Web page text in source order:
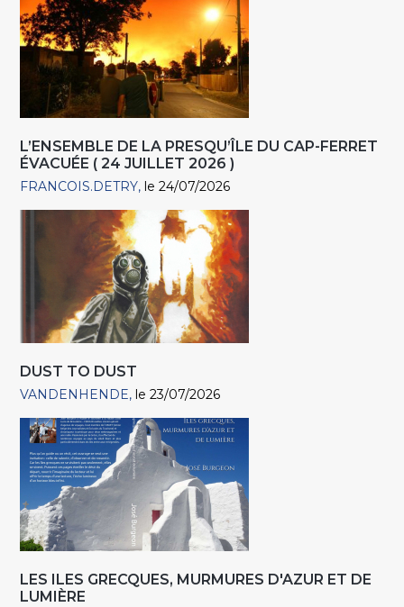
L’ENSEMBLE DE LA PRESQU’ÎLE DU CAP-FERRET
ÉVACUÉE ( 24 JUILLET 2026 )
FRANCOIS.DETRY le 24/07/2026
DUST TO DUST
VANDENHENDE le 23/07/2026
LES ILES GRECQUES, MURMURES D'AZUR ET DE
LUMIÈRE